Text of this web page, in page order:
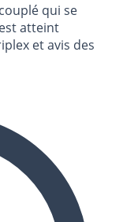
qui se
atteint
et avis des